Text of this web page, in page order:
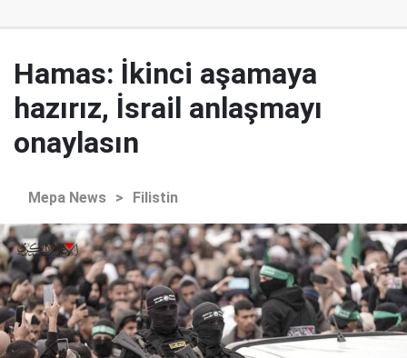
Hamas: İkinci aşamaya
hazırız, İsrail anlaşmayı
onaylasın
Mepa News > Filistin